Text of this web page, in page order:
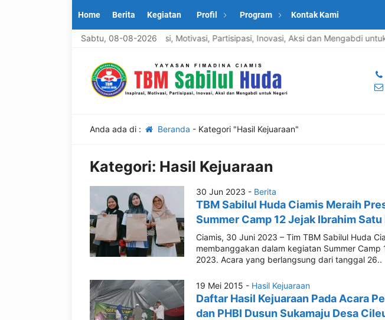
Home Berita Kegiatan Profil Program Kontak Kami
Sabtu, 08-08-2026
TBM Sabilul Huda: Inspirasi, Motivasi, Partisipasi, Inovasi, Aksi dan Mengabdi
Anda ada di : Beranda - Kategori "Hasil Kejuaraan"
Kategori: Hasil Kejuaraan
30 Jun 2023 - Berita
TBM Sabilul Huda Ciamis Meraih
Summer Camp 12 Jejak Ibrahim
Ciamis, 30 Juni 2023 – Tim TBM Sabilul Huda
membanggakan dalam kegiatan Summer Camp
2023. Acara yang berlangsung dari tanggal 26..
19 Mei 2015 - Hasil Kejuaraan
Daftar Hasil Kejuaraan Pada Acara
dan PHBI Dusun Sukamaju Desa